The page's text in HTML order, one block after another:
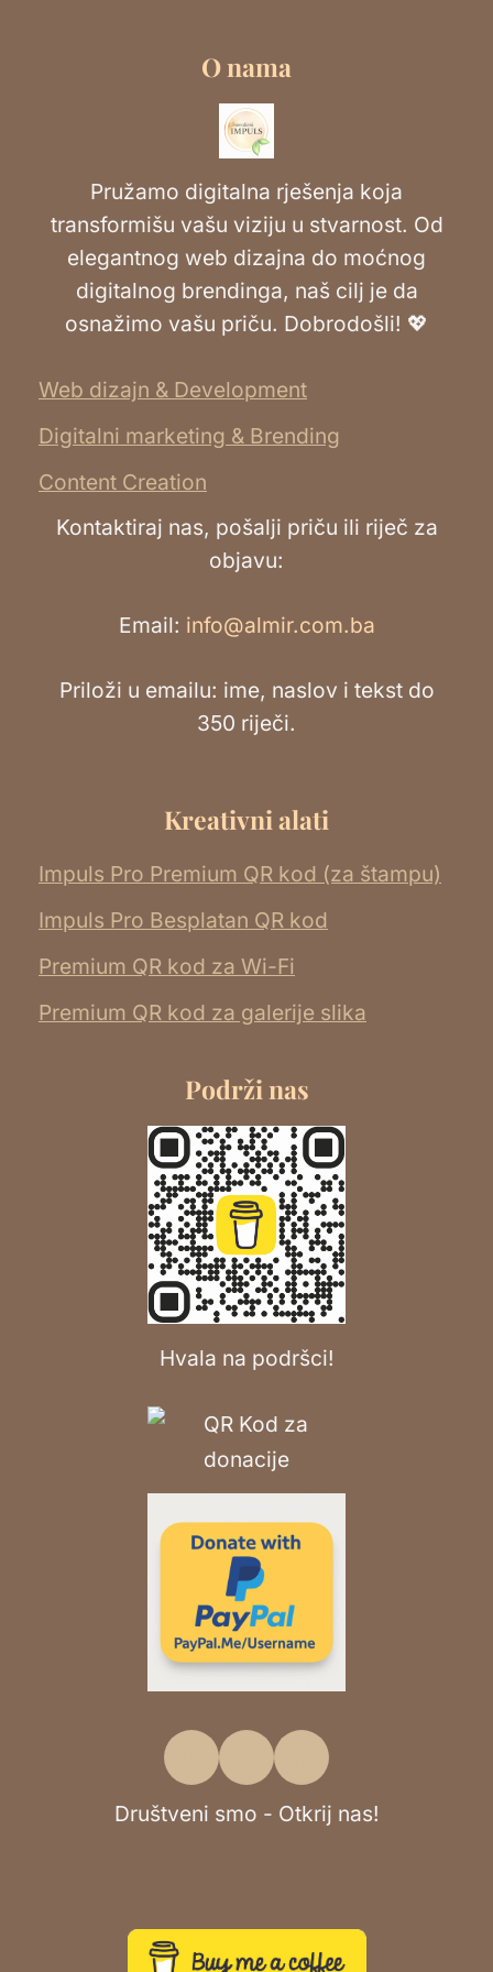
O nama
Pružamo digitalna rješenja koja
transformišu vašu viziju u stvarnost. Od
elegantnog web dizajna do moćnog
digitalnog brendinga, naš cilj je da
osnažimo vašu priču. Dobrodošli! 💖
Web dizajn & Development
Digitalni marketing & Brending
Content Creation
Kontaktiraj nas, pošalji priču ili riječ za
objavu:
Email: info@almir.com.ba
Priloži u emailu: ime, naslov i tekst do
350 riječi.
Kreativni alati
Impuls Pro Premium QR kod (za štampu)
Impuls Pro Besplatan QR kod
Premium QR kod za Wi-Fi
Premium QR kod za galerije slika
Podrži nas
Hvala na podršci!
Društveni smo - Otkrij nas!